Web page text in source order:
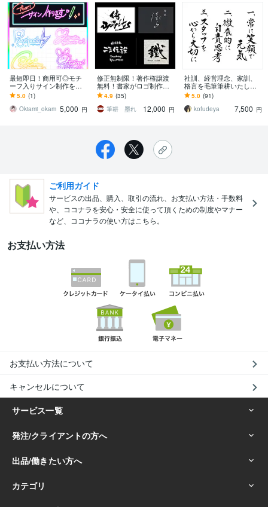
最短即日！商用可◎モチ
ーフ入りサイン制作を承
ります どこを探しても見
つからない、世界で1つの
モチーフ入りサイン
5.0 (1)
Okiami_okam 5,000 円
修正無制限！著作権譲渡
無料！書家がロゴ制作し
ます 深みと躍動感と迫力
と温もり溢れる筆文字を
お届けします！
4.9 (35)
筆耕 墨れ
12,000 円
社訓、経営理念、家訓、
格言を毛筆筆耕いたしま
す ◎筆耕士による美しく
格調高い仕上がり◎贈り
物にもおすすめです
5.0 (91)
kofudeya
7,500 円
ご利用ガイド
サービスの出品、購入、取引の流れ、お支払い方法・手数料
や、ココナラを安心・安全に使って頂くための制度やマナー
など、ココナラの使い方はこちら。
お支払い方法
お支払い方法について
キャンセルについて